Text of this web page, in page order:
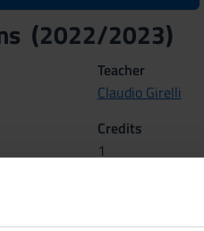
(2022/2023)
Teacher
Claudio Girelli
Credits
1